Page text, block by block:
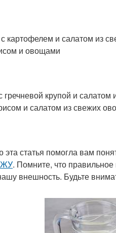
картофелем и салатом из
и овощами
гречневой крупой и салатом
и салатом из свежих
эта статья помогла вам
. Помните, что
внешность. Будьте